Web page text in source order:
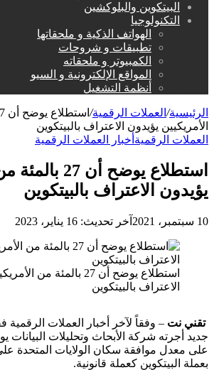
البيتكوين والبلوكشين
التكنولوجيا
الهواتف الذكية و ملحقاتها
تطبيقات و شروحات
الكمبيوتر و ملحقاته
المواقع الإلكترونية و السيو
أنظمة التشغيل
الرئيسية/ العملات الرقمية/
الأمريكيين يؤيدون الاعتراف بالبيتكوين
العملات الرقمية أخبار العملات الرقمية
استطلاع يوضح أن
يؤيدون الاعتراف بالبيتكوين
10 سبتمبر، 2021 آخر تحديث: 16 يناير، 2023
استطلاع يوضح أن 27 بالمئة من
الاعتراف بالبيتكوين
تقني نت – وفقاً لآخر أخبار العملات الرقمية
على معدل موافقة سكان الولايات المتحدة
بعملة البيتكوين كعملة قانونية.